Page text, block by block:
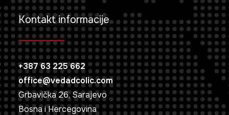
Kontakt informacije
+387 63 225 662
office@vedadcolic.com
Grbavička 26, Sarajevo
Bosna i Hercegovina